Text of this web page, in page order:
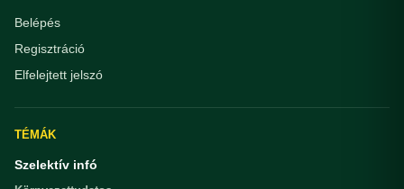
Belépés
Regisztráció
Elfelejtett jelszó
TÉMÁK
Szelektív infó